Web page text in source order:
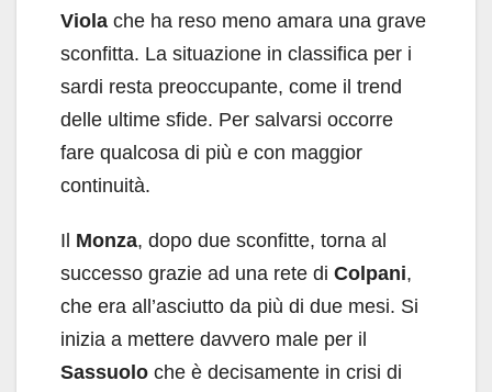
Viola che ha reso meno amara una grave
sconfitta. La situazione in classifica per i
sardi resta preoccupante, come il trend
delle ultime sfide. Per salvarsi occorre
fare qualcosa di più e con maggior
continuità.
Il Monza, dopo due sconfitte, torna al
successo grazie ad una rete di Colpani,
che era all’asciutto da più di due mesi. Si
inizia a mettere davvero male per il
Sassuolo che è decisamente in crisi di